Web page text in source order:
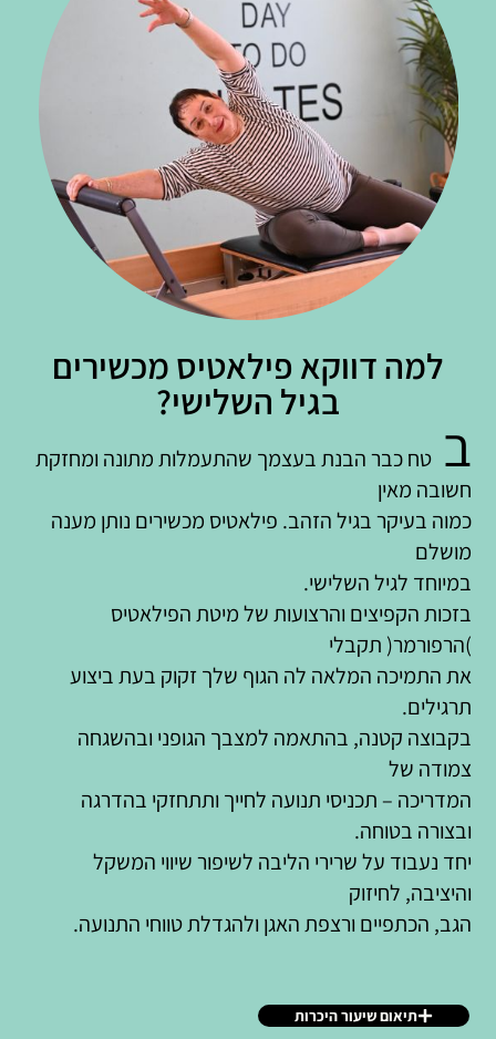
למה דווקא פילאטיס מכשירים
בגיל השלישי?
ב טח כבר הבנת בעצמך שהתעמלות מתונה ומחזקת
חשובה מאין
כמוה בעיקר בגיל הזהב. פילאטיס מכשירים נותן מענה
מושלם
במיוחד לגיל השלישי.
בזכות הקפיצים והרצועות של מיטת הפילאטיס
)הרפורמר( תקבלי
את התמיכה המלאה לה הגוף שלך זקוק בעת ביצוע
תרגילים.
בקבוצה קטנה, בהתאמה למצבך הגופני ובהשגחה
צמודה של
המדריכה – תכניסי תנועה לחייך ותתחזקי בהדרגה
ובצורה בטוחה.
יחד נעבוד על שרירי הליבה לשיפור שיווי המשקל
והיציבה, לחיזוק
הגב, הכתפיים ורצפת האגן ולהגדלת טווחי התנועה.
תיאום שיעור היכרות